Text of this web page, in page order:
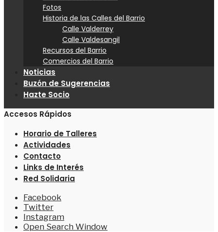
Fotos
Historia de las Calles del Barrio
Calle Valderrey
Calle Valdesangil
Recursos del Barrio
Comercios del Barrio
Noticias
Buzón de Sugerencias
Hazte Socio
Accesos Rápidos
Horario de Talleres
Actividades
Contacto
Links de Interés
Red Solidaria
Facebook
Twitter
Instagram
Open Search Window